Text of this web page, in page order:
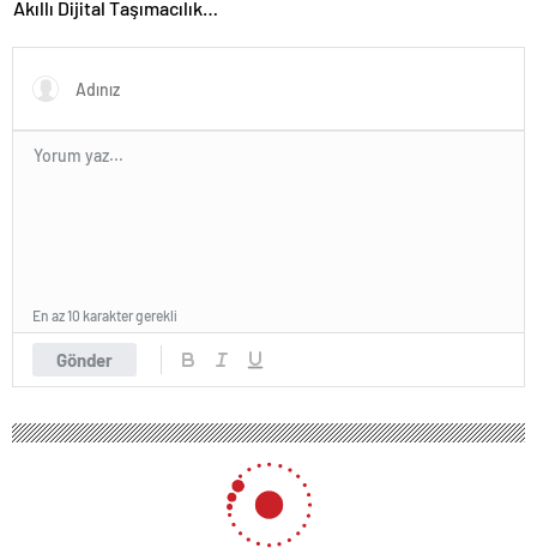
Akıllı Dijital Taşımacılık
Gönder
En az 10 karakter gerekli